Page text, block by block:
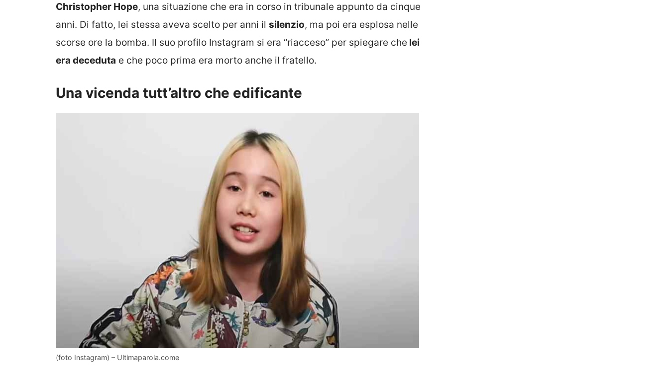
Christopher Hope, una situazione che era in corso in tribunale appunto da cinque
anni. Di fatto, lei stessa aveva scelto per anni il silenzio, ma poi era esplosa nelle
scorse ore la bomba. Il suo profilo Instagram si era “riacceso” per spiegare che lei
era deceduta e che poco prima era morto anche il fratello.
Una vicenda tutt’altro che edificante
(foto Instagram) – Ultimaparola.come